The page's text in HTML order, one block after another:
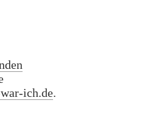
ich.de.